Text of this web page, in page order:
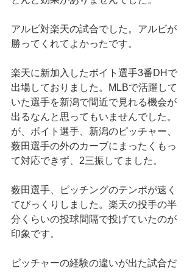
アルビ対楽天の試合でした。アルビが
勝ってくれてよかったです。
楽天に新加入したボイト選手3番DHで
出場しておりました。MLBで活躍して
いた選手を新潟で間近で見れる機会が
出るなんと思ってもいませんでした。
が、ボイト選手、新潟のピッチャー、
薮田選手の外のカーブにまったくもっ
て対応できず、2三振してました。
薮田選手、ピッチングのテンポが速く
てびっくりしました。楽天の投手の半
分くらいの投球間隔で投げていたのが
印象です。
ピッチャーの経験の違いが出た試合だ